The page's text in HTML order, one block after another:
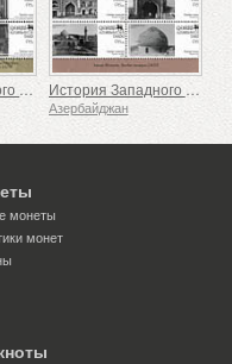
История Западного Азербайджана - Дворец Сардара История Западного Азербайджана - Мечеть Сардар
Азербайджан
монеты
монет